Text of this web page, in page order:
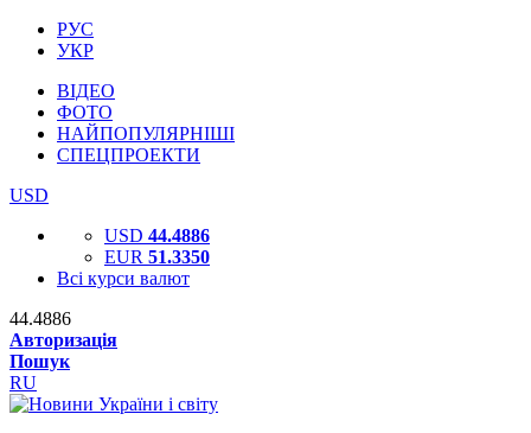
РУС
УКР
ВІДЕО
ФОТО
НАЙПОПУЛЯРНІШІ
СПЕЦПРОЕКТИ
USD
USD 44.4886
EUR 51.3350
Всі курси валют
44.4886
Авторизація
Пошук
RU